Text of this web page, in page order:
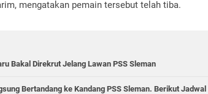
mengatakan pemain tersebut telah tiba.
Bakal Direkrut Jelang Lawan PSS Sleman
Bertandang ke Kandang PSS Sleman. Berikut Jadwal